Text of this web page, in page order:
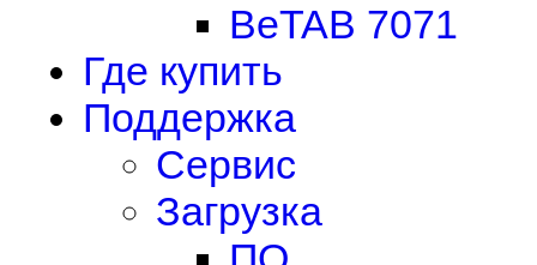
BeTAB 7071
Где купить
Поддержка
Сервис
Загрузка